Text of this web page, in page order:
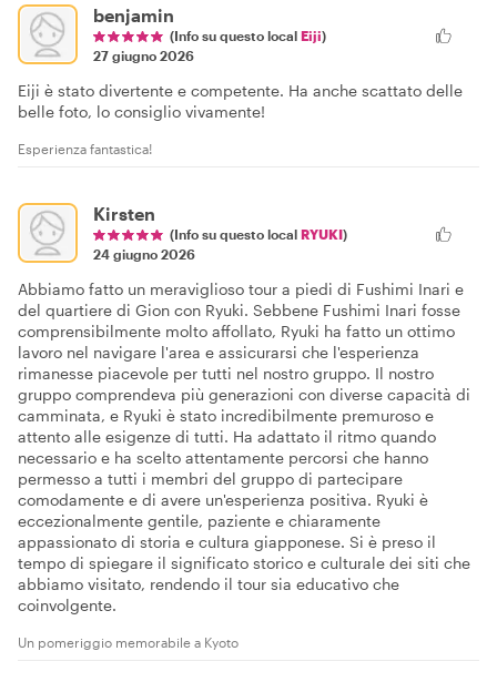
benjamin
(Info su questo local Eiji)
27 giugno 2026
Eiji è stato divertente e competente. Ha anche scattato delle
belle foto, lo consiglio vivamente!
Esperienza fantastica!
Kirsten
(Info su questo local RYUKI)
24 giugno 2026
Abbiamo fatto un meraviglioso tour a piedi di Fushimi Inari e
del quartiere di Gion con Ryuki. Sebbene Fushimi Inari fosse
comprensibilmente molto affollato, Ryuki ha fatto un ottimo
lavoro nel navigare l'area e assicurarsi che l'esperienza
rimanesse piacevole per tutti nel nostro gruppo. Il nostro
gruppo comprendeva più generazioni con diverse capacità di
camminata, e Ryuki è stato incredibilmente premuroso e
attento alle esigenze di tutti. Ha adattato il ritmo quando
necessario e ha scelto attentamente percorsi che hanno
permesso a tutti i membri del gruppo di partecipare
comodamente e di avere un'esperienza positiva. Ryuki è
eccezionalmente gentile, paziente e chiaramente
appassionato di storia e cultura giapponese. Si è preso il
tempo di spiegare il significato storico e culturale dei siti che
abbiamo visitato, rendendo il tour sia educativo che
coinvolgente.
Un pomeriggio memorabile a Kyoto